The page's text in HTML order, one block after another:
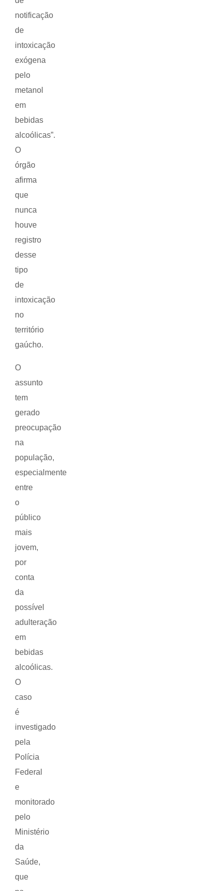
notificação
de
intoxicação
exógena
pelo
metanol
em
bebidas
alcoólicas”.
O
órgão
afirma
que
nunca
houve
registro
desse
tipo
de
intoxicação
no
território
gaúcho.
O
assunto
tem
gerado
preocupação
na
população,
especialmente
entre
o
público
mais
jovem,
por
conta
da
possível
adulteração
em
bebidas
alcoólicas.
O
caso
é
investigado
pela
Polícia
Federal
e
monitorado
pelo
Ministério
da
Saúde,
que